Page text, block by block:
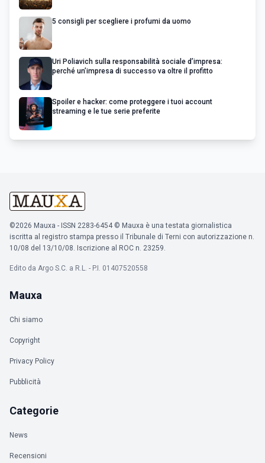
5 consigli per scegliere i profumi da uomo
Uri Poliavich sulla responsabilità sociale d’impresa:
perché un’impresa di successo va oltre il profitto
Spoiler e hacker: come proteggere i tuoi account
streaming e le tue serie preferite
©2026 Mauxa - ISSN 2283-6454 © Mauxa è una testata giornalistica
iscritta al registro stampa presso il Tribunale di Terni con autorizzazione n.
10/08 del 13/10/08. Iscrizione al ROC n. 23259.
Edito da Argo S.C. a R.L. - P.I. 01407520558
Mauxa
Chi siamo
Copyright
Privacy Policy
Pubblicità
Categorie
News
Recensioni